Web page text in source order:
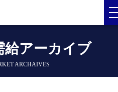
給アーカイブ
ARCHAIVES